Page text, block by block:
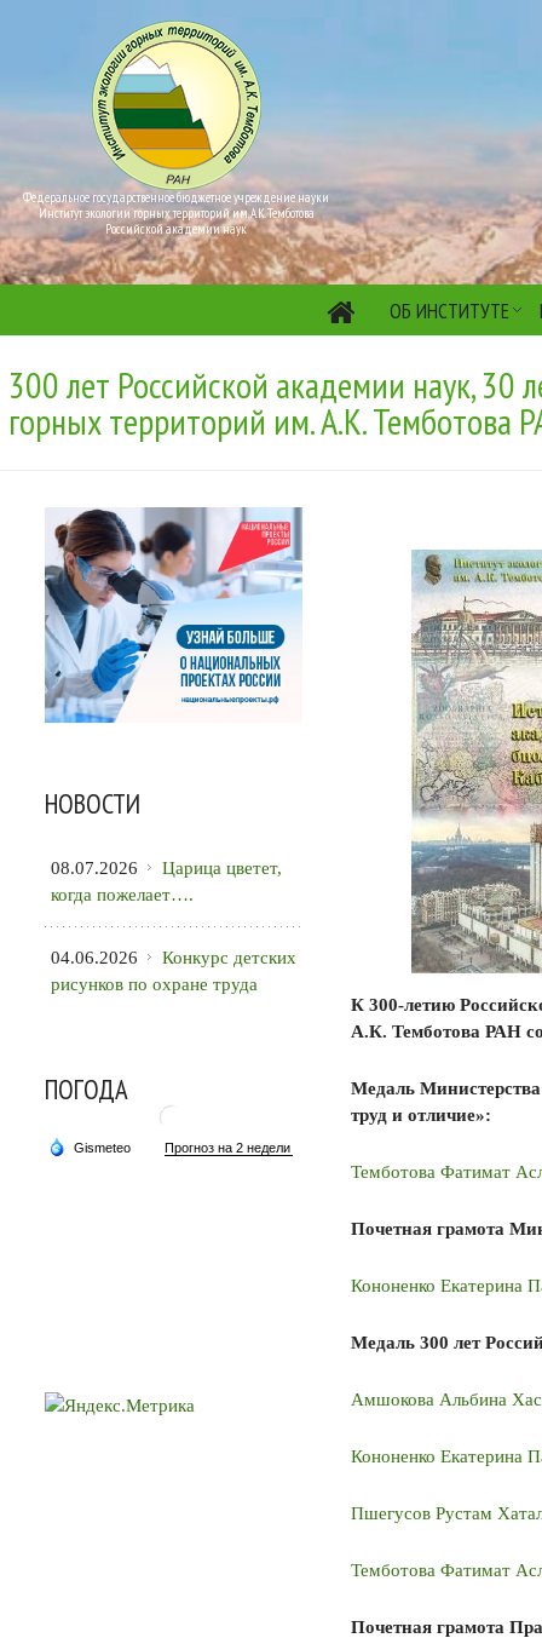
Федеральное государственное бюджетное учреждение науки
Институт экологии горных территорий им. А.К. Темботова
Российской академии наук
ОБ ИНСТИТУТЕ
300 лет Российской академии наук, 30
горных территорий им. А.К. Темботова
НОВОСТИ
08.07.2026
Царица цветет,
когда пожелает….
04.06.2026
Конкурс детских
рисунков по охране труда
ПОГОДА
К 300-летию
А.К. Темботова РАН
Медаль
труд и отличие»:
Темботова Фатимат
Почетная грамота
Кононенко Екатерина
Медаль 300 лет
Амшокова Альбина
Кононенко Екатерина
Пшегусов Рустам
Темботова Фатимат
Почетная грамота